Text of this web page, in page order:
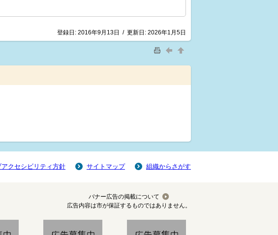
登録日: 2016年9月13日 / 更新日: 2026年1月5日
アクセシビリティ方針 サイトマップ 組織からさがす
バナー広告の掲載について
広告内容は市が保証するものではありません。